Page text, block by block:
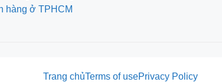
hàng ở TPHCM
Trang chủTerms of usePrivacy Policy